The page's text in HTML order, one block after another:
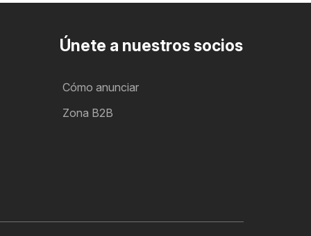
Únete a nuestros socios
Cómo anunciar
Zona B2B